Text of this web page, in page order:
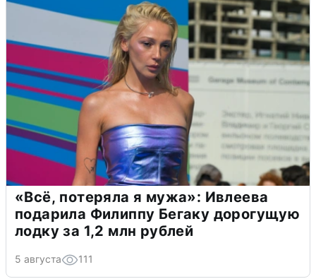
«Всё, потеряла я мужа»: Ивлеева
подарила Филиппу Бегаку дорогущую
лодку за 1,2 млн рублей
5 августа 111